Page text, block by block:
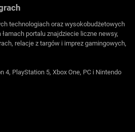
technologiach oraz wysokobudżetowych
portalu znajdziecie liczne newsy,
relacje z targów i imprez gamingowych,
4, PlayStation 5, Xbox One, PC i Nintendo